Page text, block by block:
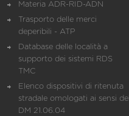
Materia ADR-RID-ADN
Trasporto delle merci
deperibili - ATP
Database delle località a
supporto dei sistemi RDS
TMC
Elenco dispositivi di ritenuta
stradale omologati ai sensi del
DM 21.06.04